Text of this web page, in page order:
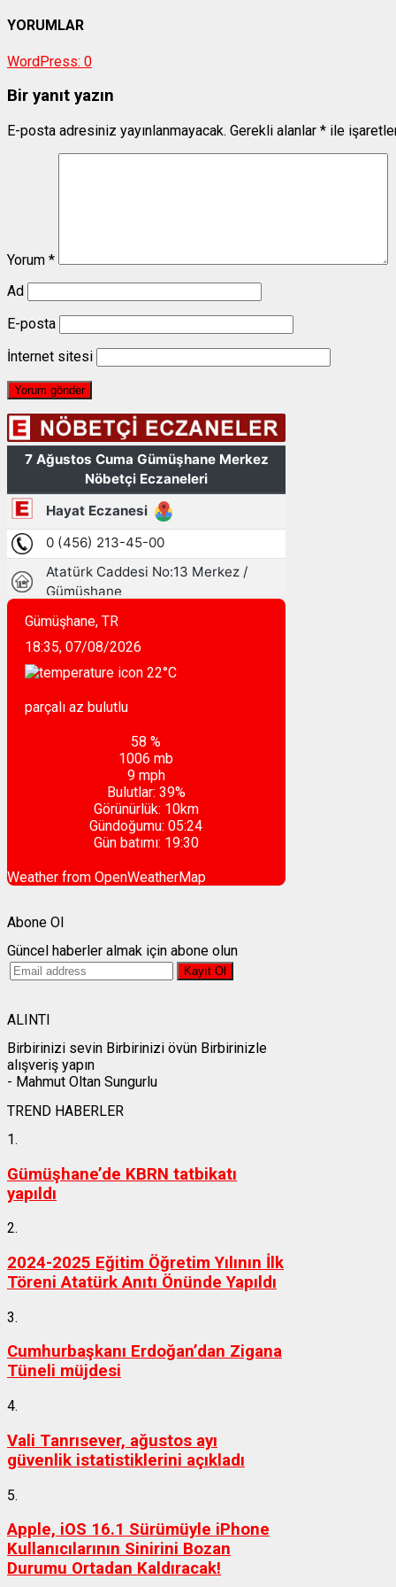
YORUMLAR
WordPress: 0
Bir yanıt yazın
E-posta adresiniz yayınlanmayacak. Gerekli alanlar * ile
Yorum *
Ad
E-posta
İnternet sitesi
Gümüşhane, TR
18:35, 07/08/2026
22°C
parçalı az bulutlu
58 %
1006 mb
9 mph
Bulutlar: 39%
Görünürlük: 10km
Gündoğumu: 05:24
Gün batımı: 19:30
Weather from OpenWeatherMap
Abone Ol
Güncel haberler almak için abone olun
ALINTI
Birbirinizi sevin Birbirinizi övün Birbirinizle
alışveriş yapın
- Mahmut Oltan Sungurlu
TREND HABERLER
1.
Gümüşhane’de KBRN tatbikatı
yapıldı
2.
2024-2025 Eğitim Öğretim Yılının İlk
Töreni Atatürk Anıtı Önünde Yapıldı
3.
Cumhurbaşkanı Erdoğan’dan Zigana
Tüneli müjdesi
4.
Vali Tanrısever, ağustos ayı
güvenlik istatistiklerini açıkladı
5.
Apple, iOS 16.1 Sürümüyle iPhone
Kullanıcılarının Sinirini Bozan
Durumu Ortadan Kaldıracak!